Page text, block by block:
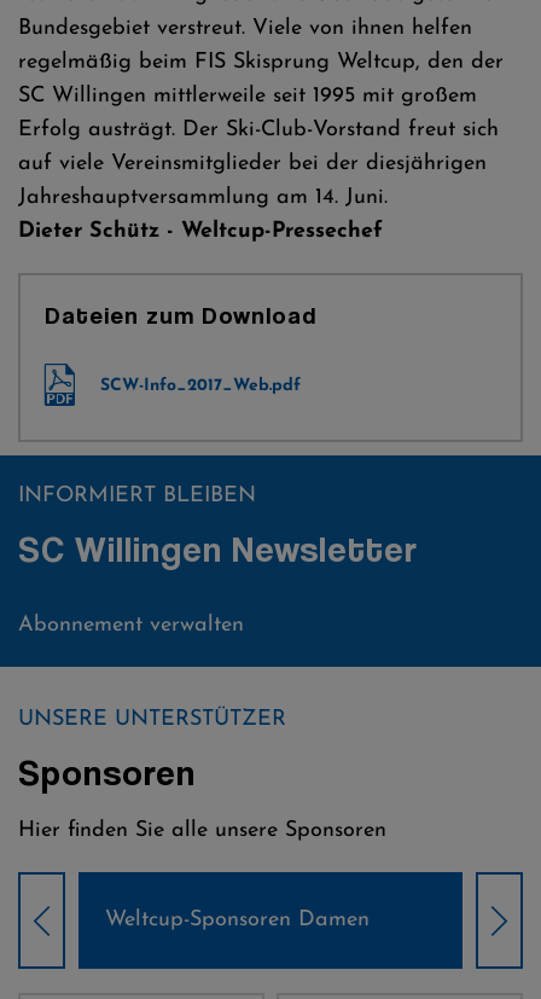
Bundesgebiet verstreut. Viele von ihnen helfen
regelmäßig beim FIS Skisprung Weltcup, den der
SC Willingen mittlerweile seit 1995 mit großem
Erfolg austrägt. Der Ski-Club-Vorstand freut sich
auf viele Vereinsmitglieder bei der diesjährigen
Jahreshauptversammlung am 14. Juni.
Dieter Schütz - Weltcup-Pressechef
Dateien zum Download
SCW-Info_2017_Web.pdf
INFORMIERT BLEIBEN
SC Willingen Newsletter
Abonnement verwalten
UNSERE UNTERSTÜTZER
Sponsoren
Hier finden Sie alle unsere Sponsoren
Weltcup-Sponsoren Damen